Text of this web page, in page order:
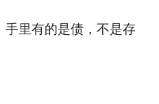
里有的是债，不是存